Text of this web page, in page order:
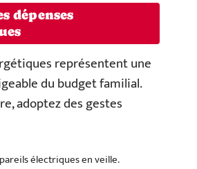
dépenses
représentent une
du budget familial.
adoptez des gestes
électriques en veille.